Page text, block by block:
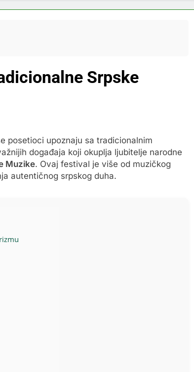
Srpske
posetioci upoznaju sa tradicionalnim
događaja koji okuplja ljubitelje narodne
Muzike. Ovaj festival je više od muzičkog
autentičnog srpskog duha.